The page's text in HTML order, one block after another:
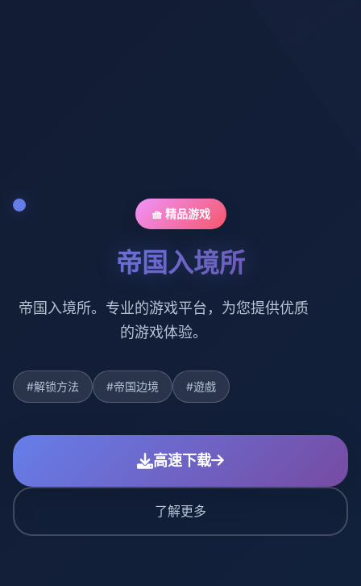
🧺 精品游戏
帝国入境所
帝国入境所。专业的游戏平台，为您提供优质
的游戏体验。
#解锁方法 #帝国边境 #遊戲
高速下载
了解更多